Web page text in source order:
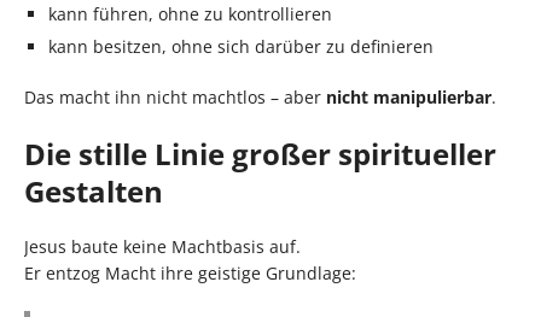
kann führen, ohne zu kontrollieren
kann besitzen, ohne sich darüber zu definieren
Das macht ihn nicht machtlos – aber nicht manipulierbar.
Die stille Linie großer spiritueller
Gestalten
Jesus baute keine Machtbasis auf.
Er entzog Macht ihre geistige Grundlage: